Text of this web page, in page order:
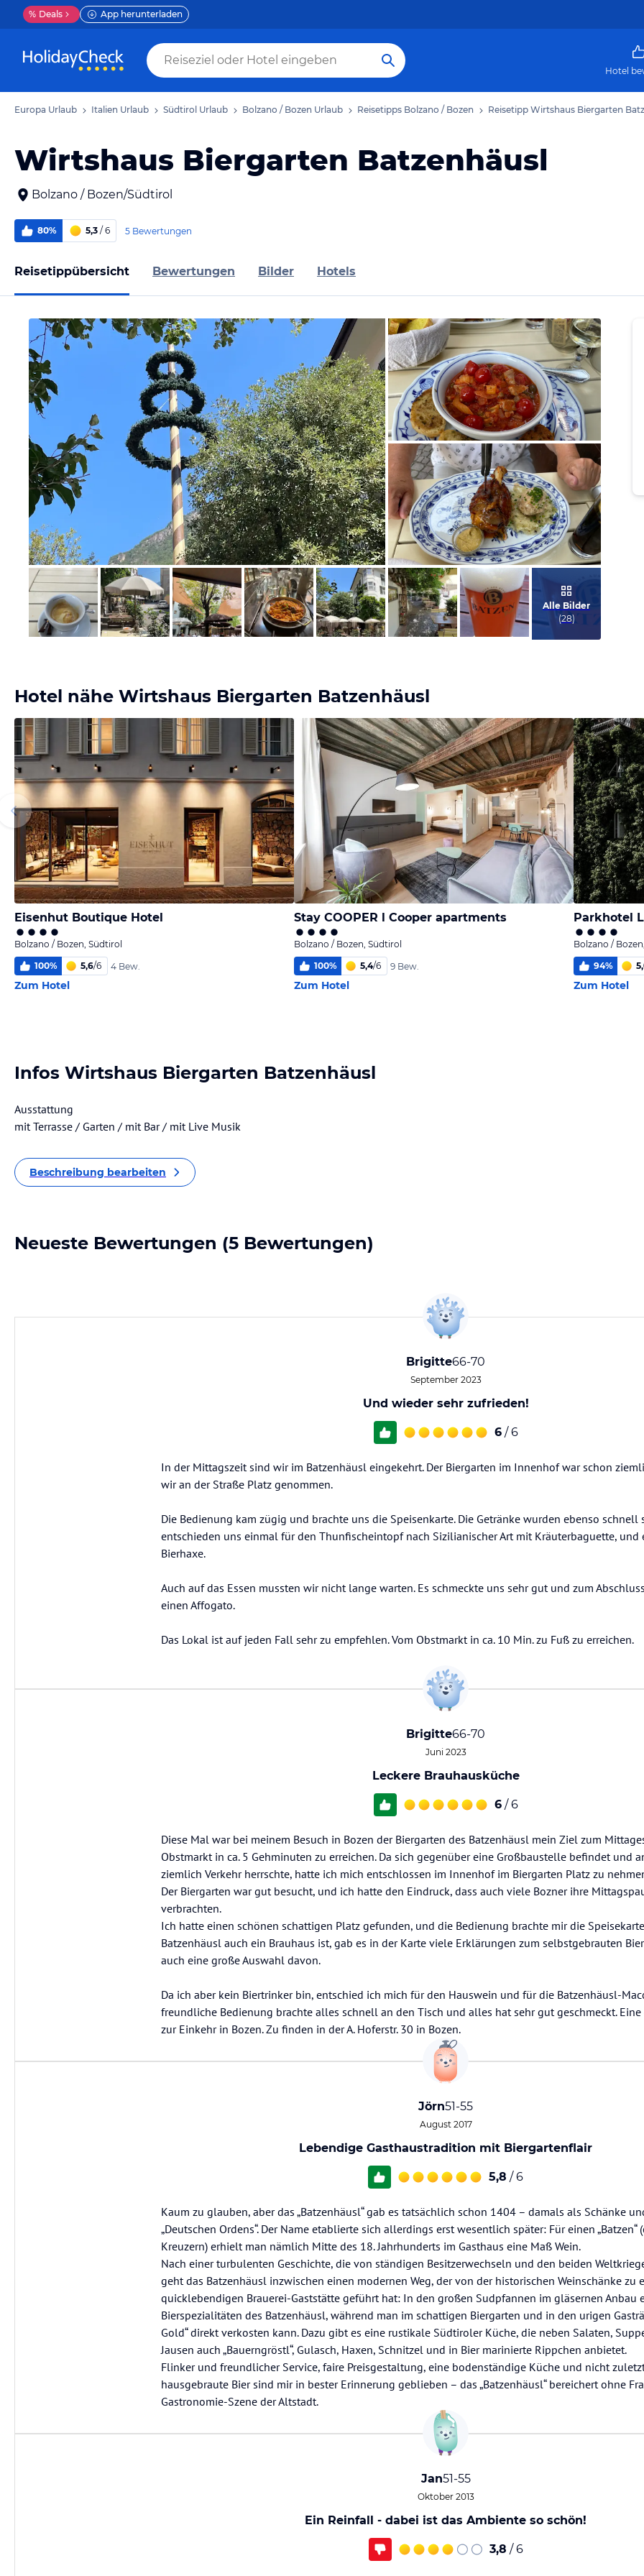
% Deals App herunterladen
Hotel
Europa Urlaub Italien Urlaub Südtirol Urlaub Bolzano / Bozen Urlaub Reisetipps Bolzano / Bozen Reisetipp Wirtshaus Biergarten
Wirtshaus Biergarten Batzenhäusl
Bolzano / Bozen/Südtirol
80% 5,3 / 6 5 Bewertungen
Reisetippübersicht Bewertungen Bilder Hotels
Bild melden
von Brigitte
Bild melden
von Brigitte
Bild melden
von Brigitte
Alle Bilder
(28)
Hotel nähe Wirtshaus Biergarten Batzenhäusl
Eisenhut Boutique Hotel
Bolzano / Bozen, Südtirol
100% 5,6/6 4 Bew.
Zum Hotel
Stay COOPER l Cooper apartments
Bolzano / Bozen, Südtirol
100% 5,4/6 9 Bew.
Zum Hotel
Parkhotel
Bolzano /
94%
Zum Hotel
Infos Wirtshaus Biergarten Batzenhäusl
Ausstattung
mit Terrasse / Garten / mit Bar / mit Live Musik
Beschreibung bearbeiten
Neueste Bewertungen (5 Bewertungen)
Brigitte66-70
September 2023
Und wieder sehr zufrieden!
6 / 6
In der Mittagszeit sind wir im Batzenhäusl eingekehrt. Der Biergarten im Innenhof war schon
wir an der Straße Platz genommen.
Die Bedienung kam zügig und brachte uns die Speisenkarte. Die Getränke wurden ebenso schnell
entschieden uns einmal für den Thunfischeintopf nach Sizilianischer Art mit Kräuterbaguette, und
Bierhaxe.
Auch auf das Essen mussten wir nicht lange warten. Es schmeckte uns sehr gut und zum
einen Affogato.
Das Lokal ist auf jeden Fall sehr zu empfehlen. Vom Obstmarkt in ca. 10 Min. zu Fuß zu erreichen.
Brigitte66-70
Juni 2023
Leckere Brauhausküche
6 / 6
Diese Mal war bei meinem Besuch in Bozen der Biergarten des Batzenhäusl mein Ziel zum
Obstmarkt in ca. 5 Gehminuten zu erreichen. Da sich gegenüber eine Großbaustelle befindet und
ziemlich Verkehr herrschte, hatte ich mich entschlossen im Innenhof im Biergarten Platz zu
Der Biergarten war gut besucht, und ich hatte den Eindruck, dass auch viele Bozner ihre
verbrachten.
Ich hatte einen schönen schattigen Platz gefunden, und die Bedienung brachte mir die
Batzenhäusl auch ein Brauhaus ist, gab es in der Karte viele Erklärungen zum selbstgebrauten
auch eine große Auswahl davon.
Da ich aber kein Biertrinker bin, entschied ich mich für den Hauswein und für die Batzenhäusl-
freundliche Bedienung brachte alles schnell an den Tisch und alles hat sehr gut geschmeckt.
zur Einkehr in Bozen. Zu finden in der A. Hoferstr. 30 in Bozen.
Jörn51-55
August 2017
Lebendige Gasthaustradition mit Biergartenflair
5,8 / 6
Kaum zu glauben, aber das „Batzenhäusl“ gab es tatsächlich schon 1404 – damals als Schänke
„Deutschen Ordens“. Der Name etablierte sich allerdings erst wesentlich später: Für einen „Batzen“
Kreuzern) erhielt man nämlich Mitte des 18. Jahrhunderts im Gasthaus eine Maß Wein.
Nach einer turbulenten Geschichte, die von ständigen Besitzerwechseln und den beiden
geht das Batzenhäusl inzwischen einen modernen Weg, der von der historischen Weinschänke zu
quicklebendigen Brauerei-Gaststätte geführt hat: In den großen Sudpfannen im gläsernen Anbau
Bierspezialitäten des Batzenhäusl, während man im schattigen Biergarten und in den urigen
Gold“ direkt verkosten kann. Dazu gibt es eine rustikale Südtiroler Küche, die neben Salaten,
Jausen auch „Bauerngröstl“, Gulasch, Haxen, Schnitzel und in Bier marinierte Rippchen anbietet.
Flinker und freundlicher Service, faire Preisgestaltung, eine bodenständige Küche und nicht
hausgebraute Bier sind mir in bester Erinnerung geblieben – das „Batzenhäusl“ bereichert ohne
Gastronomie-Szene der Altstadt.
Jan51-55
Oktober 2013
Ein Reinfall - dabei ist das Ambiente so schön!
3,8 / 6